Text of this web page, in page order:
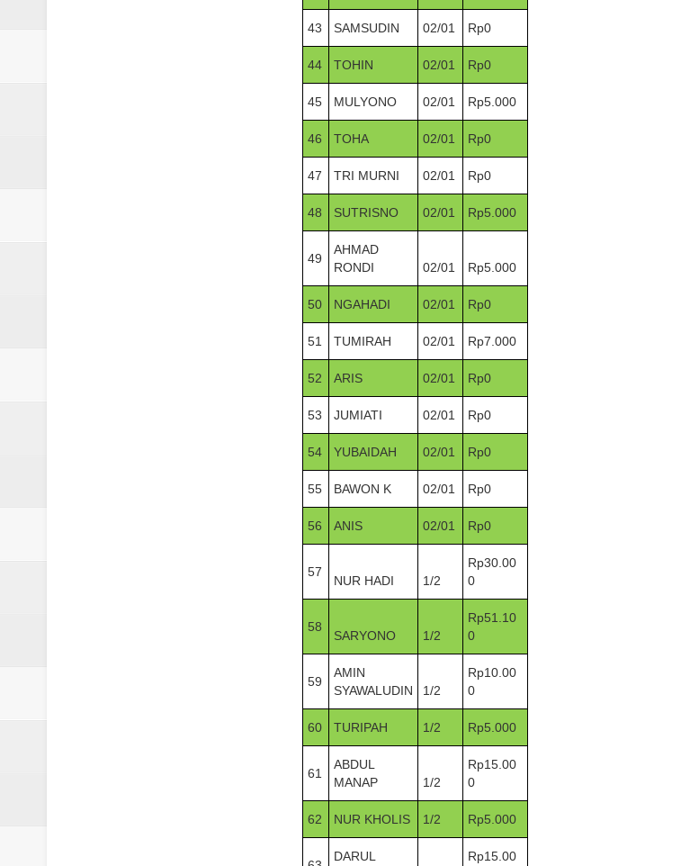
43 SAMSUDIN 02/01 Rp0
44 TOHIN 02/01 Rp0
45 MULYONO 02/01 Rp5.000
46 TOHA 02/01 Rp0
47 TRI MURNI 02/01 Rp0
48 SUTRISNO 02/01 Rp5.000
49
AHMAD
RONDI
02/01 Rp5.000
50 NGAHADI 02/01 Rp0
51 TUMIRAH 02/01 Rp7.000
52 ARIS 02/01 Rp0
53 JUMIATI 02/01 Rp0
54 YUBAIDAH 02/01 Rp0
55 BAWON K 02/01 Rp0
56 ANIS 02/01 Rp0
57
NUR HADI 1/2
Rp30.00
0
58
SARYONO 1/2
Rp51.10
0
59
AMIN
SYAWALUDIN
1/2
Rp10.00
0
60 TURIPAH 1/2 Rp5.000
61
ABDUL
MANAP
1/2
Rp15.00
0
62 NUR KHOLIS 1/2 Rp5.000
DARUL Rp15.00